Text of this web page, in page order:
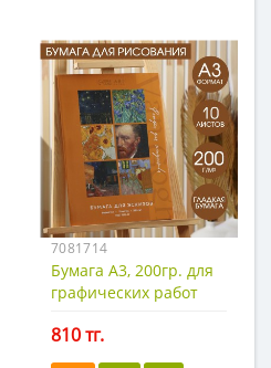
7081714
Бумага А3, 200гр. для
графических работ
810 тг.